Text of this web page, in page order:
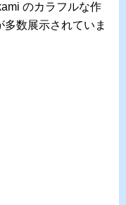
のカラフルな作
数展示されていま